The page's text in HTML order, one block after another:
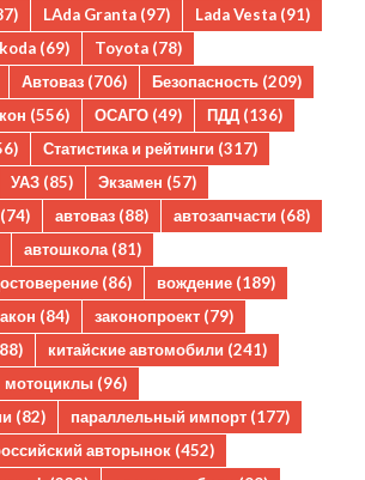
LAda Granta (97) Lada Vesta (91)
(69) Toyota (78)
Автоваз (706) Безопасность (209)
(556) ОСАГО (49) ПДД (136)
Статистика и рейтинги (317)
УАЗ (85) Экзамен (57)
(74) автоваз (88) автозапчасти (68)
автошкола(81)
(86) вождение (189)
(84) законопроект (79)
китайские автомобили (241)
мотоциклы (96)
(82) параллельный импорт (177)
авторынок (452)